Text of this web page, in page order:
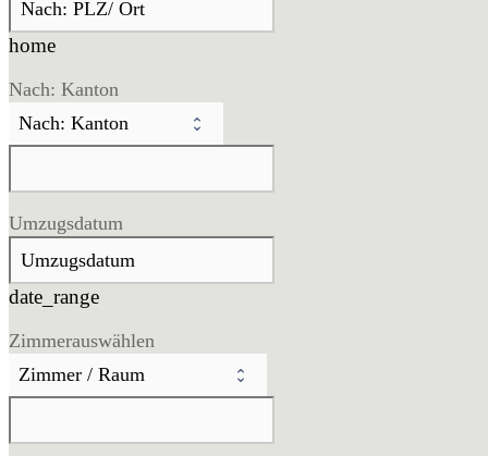
home
Nach: Kanton
Umzugsdatum
date_range
Zimmerauswählen